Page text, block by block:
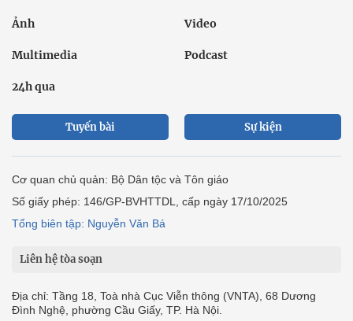
Ảnh Video
Multimedia Podcast
24h qua
Tuyến bài Sự kiện
Cơ quan chủ quản: Bộ Dân tộc và Tôn giáo
Số giấy phép: 146/GP-BVHTTDL, cấp ngày 17/10/2025
Tổng biên tập: Nguyễn Văn Bá
Liên hệ tòa soạn
Địa chỉ: Tầng 18, Toà nhà Cục Viễn thông (VNTA), 68 Dương
Đình Nghệ, phường Cầu Giấy, TP. Hà Nội.